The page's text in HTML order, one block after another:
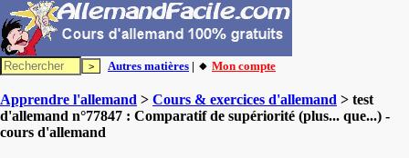
Autres matières | 🔸 Mon compte
Apprendre l'allemand > Cours & exercices d'allemand > test
d'allemand n°77847 : Comparatif de supériorité (plus... que...) -
cours d'allemand